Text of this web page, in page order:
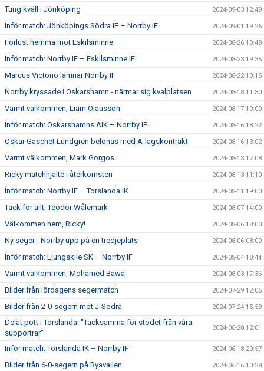
Tung kväll i Jönköping 2024-09-03 12:49
Inför match: Jönköpings Södra IF – Norrby IF 2024-09-01 19:26
Förlust hemma mot Eskilsminne 2024-08-26 10:48
Inför match: Norrby IF – Eskilsminne IF 2024-08-23 19:35
Marcus Victorio lämnar Norrby IF 2024-08-22 10:15
Norrby kryssade i Oskarshamn - närmar sig kvalplatsen 2024-08-18 11:30
Varmt välkommen, Liam Olausson 2024-08-17 10:00
Inför match: Oskarshamns AIK – Norrby IF 2024-08-16 18:22
Oskar Gaschet Lundgren belönas med A-lagskontrakt 2024-08-16 13:02
Varmt välkommen, Mark Gorgos 2024-08-13 17:08
Ricky matchhjälte i återkomsten 2024-08-13 11:10
Inför match: Norrby IF – Torslanda IK 2024-08-11 19:00
Tack för allt, Teodor Wålemark 2024-08-07 14:00
Välkommen hem, Ricky! 2024-08-06 18:00
Ny seger - Norrby upp på en tredjeplats 2024-08-06 08:00
Inför match: Ljungskile SK – Norrby IF 2024-08-04 18:44
Varmt välkommen, Mohamed Bawa 2024-08-03 17:36
Bilder från lördagens segermatch 2024-07-29 12:05
Bilder från 2-0-segern mot J-Södra 2024-07-24 15:59
Delat pott i Torslanda: "Tacksamma för stödet från våra
supportrar"
2024-06-20 12:01
Inför match: Torslanda IK – Norrby IF 2024-06-18 20:57
Bilder från 6-0-segern på Ryavallen 2024-06-16 10:28